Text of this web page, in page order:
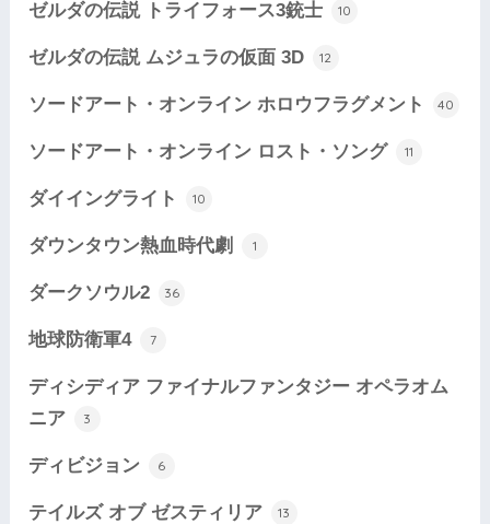
ゼルダの伝説 トライフォース3銃士 10
ゼルダの伝説 ムジュラの仮面 3D 12
ソードアート・オンライン ホロウフラグメント 40
ソードアート・オンライン ロスト・ソング 11
ダイイングライト 10
ダウンタウン熱血時代劇 1
ダークソウル2 36
地球防衛軍4 7
ディシディア ファイナルファンタジー オペラオム
ニア
3
ディビジョン 6
テイルズ オブ ゼスティリア 13